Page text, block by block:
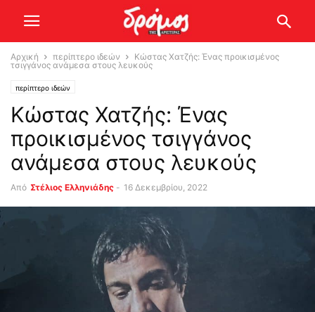
Αρχική περίπτερο ιδεών
Κώστας Χατζής: Ένας προικισμένος
τσιγγάνος ανάμεσα στους λευκούς
περίπτερο ιδεών
Κώστας Χατζής: Ένας
προικισμένος τσιγγάνος
ανάμεσα στους λευκούς
Από Στέλιος Ελληνιάδης - 16 Δεκεμβρίου, 2022